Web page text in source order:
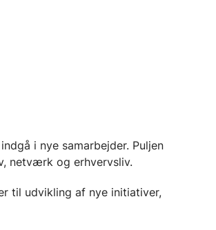
i nye samarbejder. Puljen
netværk og erhvervsliv.
til udvikling af nye initiativer,